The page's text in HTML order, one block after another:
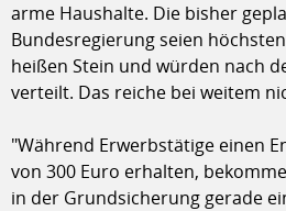
arme Haushalte. Die bisher
Bundesregierung seien
heißen Stein und würden nach
verteilt. Das reiche bei weitem
"Während Erwerbstätige einen
von 300 Euro erhalten,
in der Grundsicherung gerade